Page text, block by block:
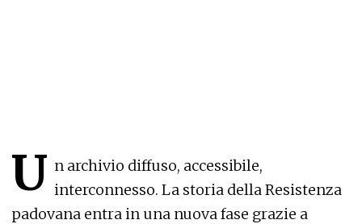
U n archivio diffuso, accessibile,
interconnesso. La storia della Resistenza
padovana entra in una nuova fase grazie a